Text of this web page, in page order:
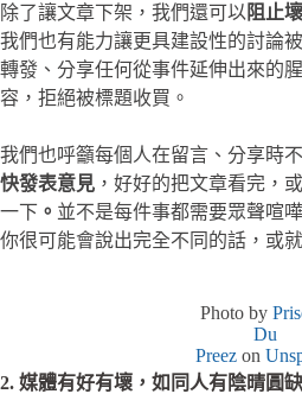
除了讓文章下架，我們還可以 阻止
我們也有能力讓更具建設性的討論
轉發、分享任何從事件延伸出來的
容，拒絕被標題收買。
我們也呼籲每個人在留言、分享時
快發表意見 ，好好的把文章看完，
一下 。 並不是每件事都需要眾聲喧
你很可能會說出完全不同的話，或
Photo by
Du
Preez on
2. 媒體有好有壞，如同人有陰晴圓缺